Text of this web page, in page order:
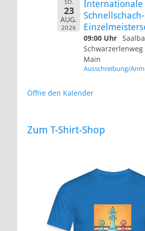
SO.
23
AUG.
2026
Internationale
Schnellschach-
09:00 Uhr
Main
Ausschreibung/
Öffne den Kalender
Zum T-Shirt-Shop